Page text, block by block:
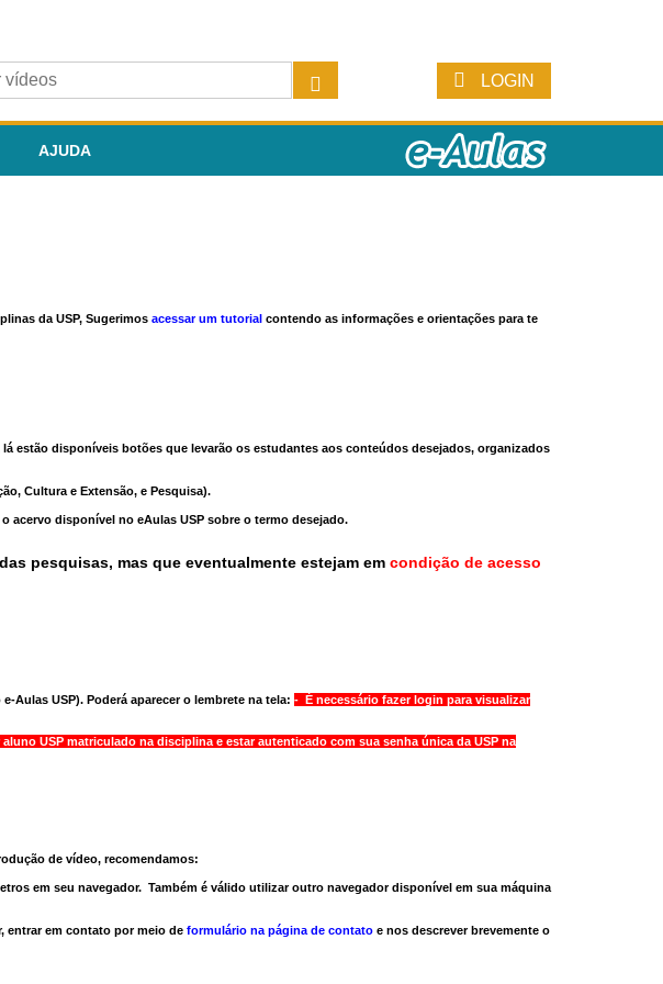
LOGIN
AJUDA
da USP, Sugerimos acessar um tutorial contendo as informações e orientações para te
estão disponíveis botões que levarão os estudantes aos conteúdos desejados, organizados
Cultura e Extensão, e Pesquisa).
acervo disponível no eAulas USP sobre o termo desejado.
pesquisas, mas que eventualmente estejam em condição de acesso
Aulas USP). Poderá aparecer o lembrete na tela: - É necessário fazer login para visualizar
USP matriculado na disciplina e estar autenticado com sua senha única da USP na
de vídeo, recomendamos:
em seu navegador. Também é válido utilizar outro navegadordisponível em sua máquina
entrar em contato por meio de formulário na página de contato e nos descrever brevemente o